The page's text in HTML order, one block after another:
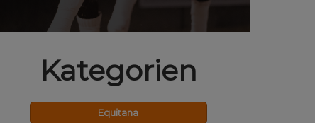
Kategorien
Equitana